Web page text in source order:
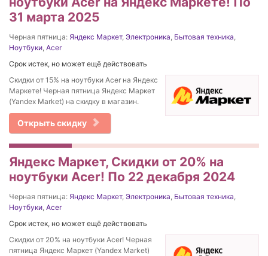
31 марта 2025
Черная пятница: Яндекс Маркет, Электроника, Бытовая техника,
Ноутбуки, Acer
Срок истек, но может ещё действовать
Скидки от 15% на ноутбуки Acer на Яндекс
Маркете! Черная пятница Яндекс Маркет
(Yandex Market) на скидку в магазин.
Открыть скидку
Яндекс Маркет, Скидки от 20% на
ноутбуки Acer! По 22 декабря 2024
Черная пятница: Яндекс Маркет, Электроника, Бытовая техника,
Ноутбуки, Acer
Срок истек, но может ещё действовать
Скидки от 20% на ноутбуки Acer! Черная
пятница Яндекс Маркет (Yandex Market)